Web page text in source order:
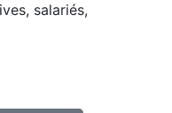
salariés,